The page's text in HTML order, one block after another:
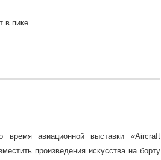
в пике
время авиационной выставки «Aircraft
произведения искусства на борту